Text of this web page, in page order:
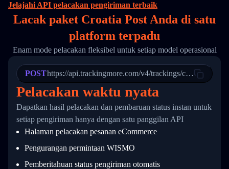
16
17
21
22
23
24
25
27
28
29
31
33
        "itemTimeLength": 2,
        "weblink": "",
        "phone": null,
        "trackinfo": [
          {
            "Date": "2017-03-08 04: 22: 00",
"StatusDescription": "Departed
"Details": "Departed Facility
          },
          {
            "Date": "2017-03-06 15:28:00",
"StatusDescription": "Shipment
"Details": "BEIJING-
          }
        ]
      }
  }
Jelajahi API pelacakan pengiriman terbaik
Lacak paket Croatia Post Anda di satu
platform terpadu
Enam mode pelacakan fleksibel untuk setiap model operasional
POSThttps://api.trackingmore.com/v4/trackings/create
Pelacakan waktu nyata
Dapatkan hasil pelacakan dan pembaruan status instan untuk
setiap pengiriman hanya dengan satu panggilan API
Halaman pelacakan pesanan eCommerce
Pengurangan permintaan WISMO
Pemberitahuan status pengiriman otomatis